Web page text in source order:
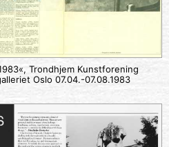
Trondhjem Kunstforening
Oslo 07.04.-07.08.1983